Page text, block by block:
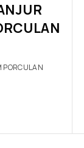
PORCULAN